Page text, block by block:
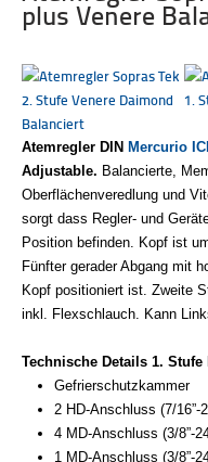
plus Venere
Atemregler DIN Mercurio
Adjustable. Balancierte,
Oberflächenveredlung und
sorgt dass Regler- und
Position befinden. Kopf ist
Fünfter gerader Abgang mit
Kopf positioniert ist. Zweite
inkl. Flexschlauch. Kann
Technische Details 1. Stufe
Gefrierschutzkammer
2 HD-Anschluss (7/16”-
4 MD-Anschluss (3/8”-
1 MD-Anschluss (3/8”-